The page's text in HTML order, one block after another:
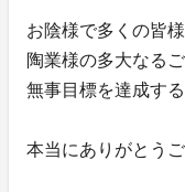
お陰様で多くの皆
陶業様の多大なる
無事目標を達成す
本当にありがとうご